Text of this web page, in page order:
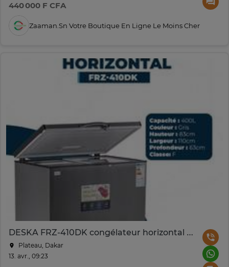
440 000 F CFA
Zaaman.sn Votre Boutique En Ligne Le Moins Cher
DESKA FRZ-410DK congélateur horizontal 400L gris
Plateau, Dakar
13. avr., 09:23